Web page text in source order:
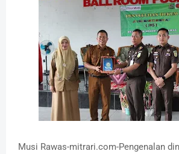
Musi Rawas-mitrari.com-Pengenalan